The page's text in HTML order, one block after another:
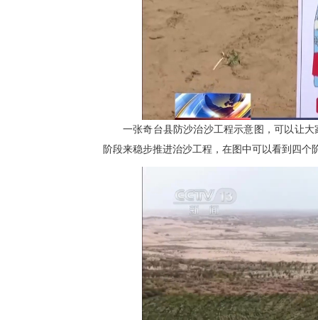
一张奇台县防沙治沙工程示意图，可以让
阶段来稳步推进治沙工程，在图中可以看到四